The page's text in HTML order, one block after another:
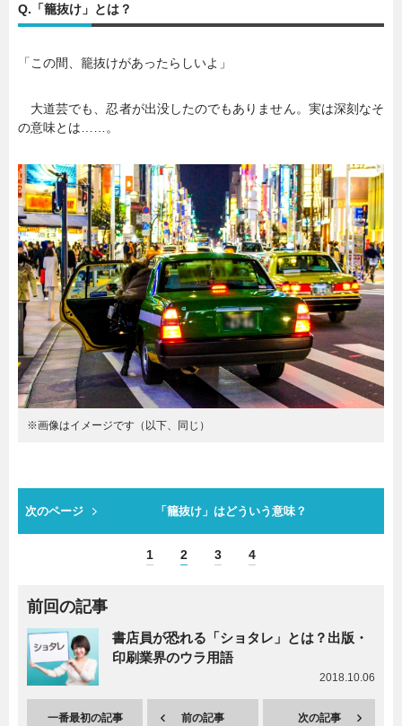
Q.「籠抜け」とは？
「この間、籠抜けがあったらしいよ」
大道芸でも、忍者が出没したのでもありません。実は深刻なそ
の意味とは……。
※画像はイメージです（以下、同じ）
次のページ 「籠抜け」はどういう意味？
1 2 3 4
前回の記事
書店員が恐れる「ショタレ」とは？出版・
印刷業界のウラ用語
2018.10.06
一番最初の記事 前の記事 次の記事